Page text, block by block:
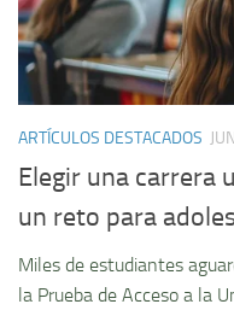
ARTÍCULOS DESTACADOS
Elegir una carrera
un reto para
Miles de estudiantes
la Prueba de Acceso a la